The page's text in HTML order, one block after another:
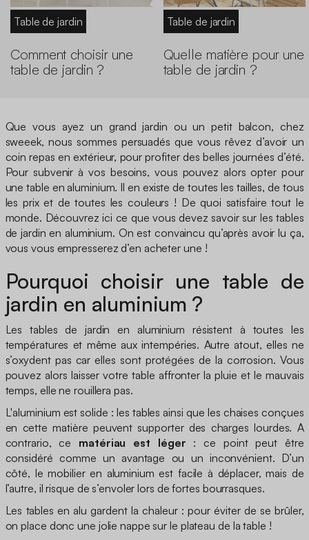
Table de jardin
Comment choisir une
table de jardin ?
Table de jardin
Quelle matière pour une
table de jardin ?
Que vous ayez un grand jardin ou un petit balcon, chez
sweeek, nous sommes persuadés que vous rêvez d’avoir un
coin repas en extérieur, pour profiter des belles journées d’été.
Pour subvenir à vos besoins, vous pouvez alors opter pour
une table en aluminium. Il en existe de toutes les tailles, de tous
les prix et de toutes les couleurs ! De quoi satisfaire tout le
monde. Découvrez ici ce que vous devez savoir sur les tables
de jardin en aluminium. On est convaincu qu’après avoir lu ça,
vous vous empresserez d’en acheter une !
Pourquoi choisir une table de
jardin en aluminium ?
Les tables de jardin en aluminium résistent à toutes les
températures et même aux intempéries. Autre atout, elles ne
s’oxydent pas car elles sont protégées de la corrosion. Vous
pouvez alors laisser votre table affronter la pluie et le mauvais
temps, elle ne rouillera pas.
L'aluminium est solide : les tables ainsi que les chaises conçues
en cette matière peuvent supporter des charges lourdes. A
contrario, ce matériau est léger : ce point peut être
considéré comme un avantage ou un inconvénient. D’un
côté, le mobilier en aluminium est facile à déplacer, mais de
l’autre, il risque de s’envoler lors de fortes bourrasques.
Les tables en alu gardent la chaleur : pour éviter de se brûler,
on place donc une jolie nappe sur le plateau de la table !